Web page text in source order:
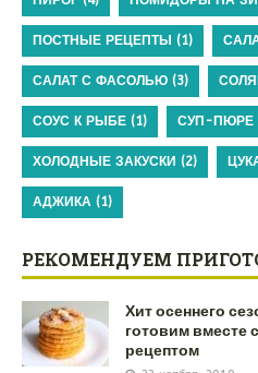
ПОСТНЫЕ РЕЦЕПТЫ (1)
САЛАТ С ФАСОЛЬЮ (3)
СОУС К РЫБЕ (1) СУП-ПЮРЕ
ХОЛОДНЫЕ ЗАКУСКИ (2)
АДЖИКА (1)
РЕКОМЕНДУЕМ
Хит осеннего
готовим
рецептом